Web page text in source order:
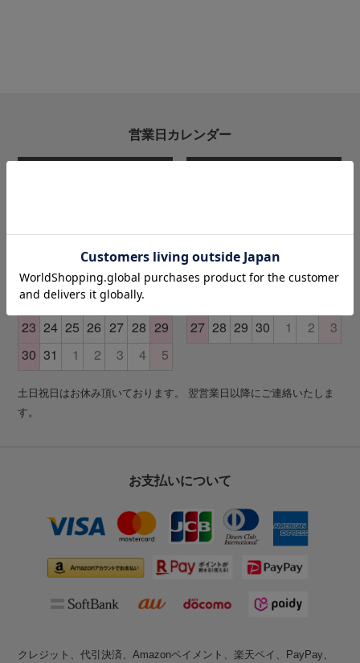
営業日カレンダー
土日祝日はお休み頂いております。 翌営業日以降にご連絡いたしま
す。
お支払いについて
クレジット、代引決済、Amazonペイメント、楽天ペイ、PayPay、